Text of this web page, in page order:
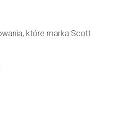
które marka Scott